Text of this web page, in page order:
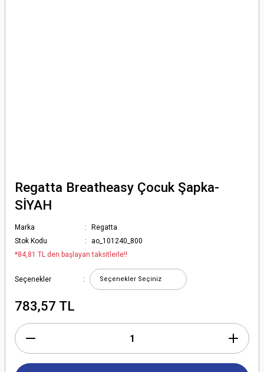
Regatta Breatheasy Çocuk Şapka-
SİYAH
Marka
Regatta
Stok Kodu
ao_101240_800
*84,81 TL den başlayan taksitlerle!!
Seçenekler
783,57 TL